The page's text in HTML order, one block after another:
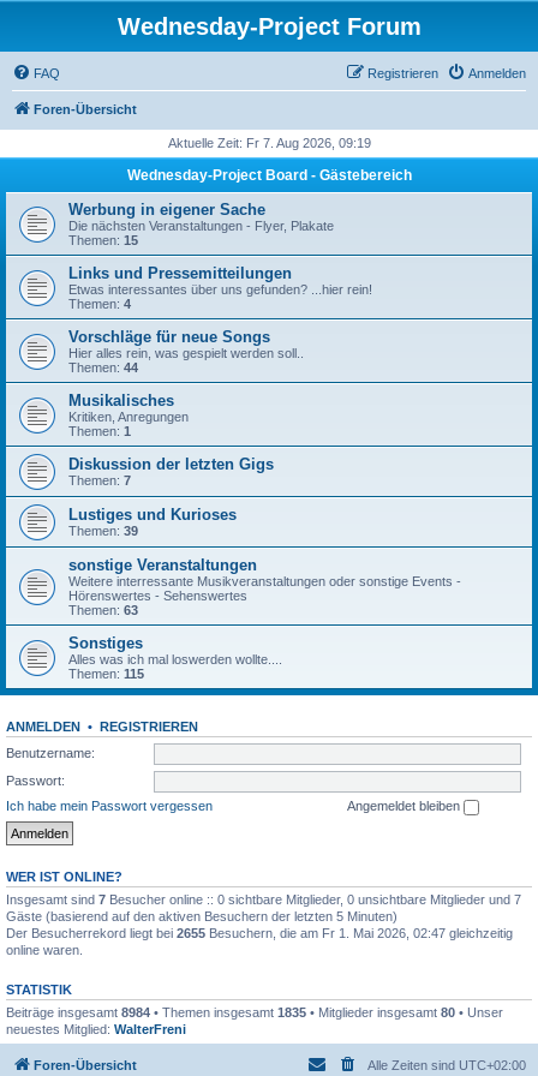
Wednesday-Project Forum
FAQ Anmelden
Registrieren
Foren-Übersicht
Aktuelle Zeit: Fr 7. Aug 2026, 09:19
Wednesday-Project Board - Gästebereich
Werbung in eigener Sache
Die nächsten Veranstaltungen - Flyer, Plakate
Themen: 15
Links und Pressemitteilungen
Etwas interessantes über uns gefunden? ...hier rein!
Themen: 4
Vorschläge für neue Songs
Hier alles rein, was gespielt werden soll..
Themen: 44
Musikalisches
Kritiken, Anregungen
Themen: 1
Diskussion der letzten Gigs
Themen: 7
Lustiges und Kurioses
Themen: 39
sonstige Veranstaltungen
Weitere interressante Musikveranstaltungen oder sonstige Events -
Hörenswertes - Sehenswertes
Themen: 63
Sonstiges
Alles was ich mal loswerden wollte....
Themen: 115
ANMELDEN • REGISTRIEREN
Benutzername:
Passwort:
Ich habe mein Passwort vergessen
Angemeldet bleiben
WER IST ONLINE?
Insgesamt sind 7 Besucher online :: 0 sichtbare Mitglieder, 0 unsichtbare Mitglieder und 7
Gäste (basierend auf den aktiven Besuchern der letzten 5 Minuten)
Der Besucherrekord liegt bei 2655 Besuchern, die am Fr 1. Mai 2026, 02:47 gleichzeitig
online waren.
STATISTIK
Beiträge insgesamt 8984 • Themen insgesamt 1835 • Mitglieder insgesamt 80 • Unser
neuestes Mitglied: WalterFreni
Foren-Übersicht Alle Zeiten sind UTC+02:00